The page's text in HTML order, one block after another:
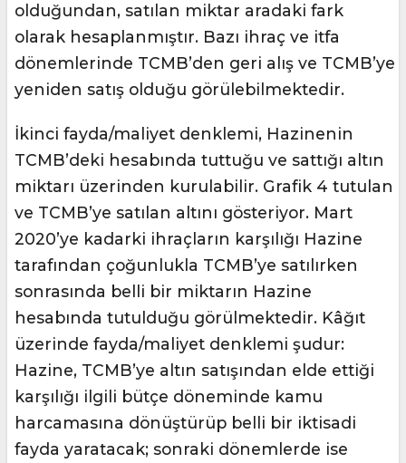
olduğundan, satılan miktar aradaki fark
olarak hesaplanmıştır. Bazı ihraç ve itfa
dönemlerinde TCMB’den geri alış ve TCMB’ye
yeniden satış olduğu görülebilmektedir.
İkinci fayda/maliyet denklemi, Hazinenin
TCMB’deki hesabında tuttuğu ve sattığı altın
miktarı üzerinden kurulabilir. Grafik 4 tutulan
ve TCMB’ye satılan altını gösteriyor. Mart
2020’ye kadarki ihraçların karşılığı Hazine
tarafından çoğunlukla TCMB’ye satılırken
sonrasında belli bir miktarın Hazine
hesabında tutulduğu görülmektedir. Kâğıt
üzerinde fayda/maliyet denklemi şudur:
Hazine, TCMB’ye altın satışından elde ettiği
karşılığı ilgili bütçe döneminde kamu
harcamasına dönüştürüp belli bir iktisadi
fayda yaratacak; sonraki dönemlerde ise